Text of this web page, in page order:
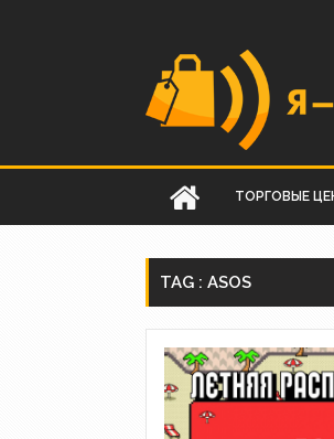
ТОРГОВЫЕ
TAG : ASOS